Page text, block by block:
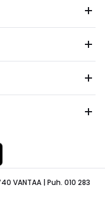
VANTAA | Puh. 010 283